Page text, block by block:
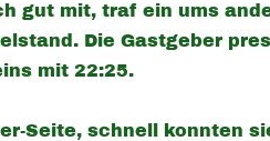
gut mit, traf ein ums
Die Gastgeber
mit 22:25.
Seite, schnell konnten